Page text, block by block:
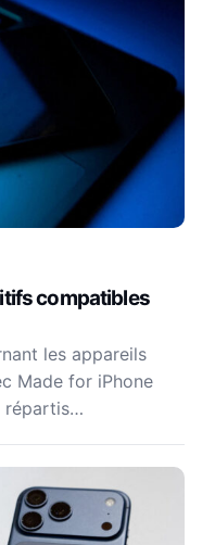
compatibles
les appareils
Made for iPhone
répartis…